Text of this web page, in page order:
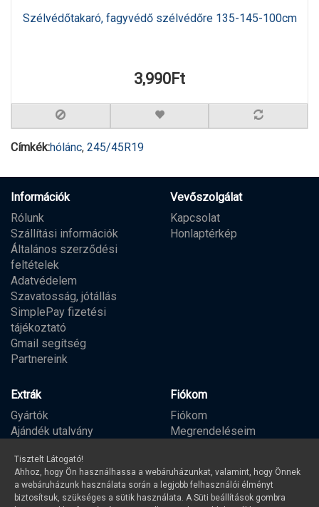
Szélvédőtakaró, fagyvédő szélvédőre 135-145-100cm
3,990Ft
Címkék:hólánc, 245/45R19
Információk
Rólunk
Szállítási információk
Általános szerződési
feltételek
Adatvédelem
Szavatosság, jótállás
SimplePay fizetési
tájékoztató
Gmail segítség
Partnereink
Vevőszolgálat
Kapcsolat
Honlaptérkép
Extrák
Gyártók
Ajándék utalvány
Fiókom
Fiókom
Megrendeléseim
Tisztelt Látogató!
Ahhoz, hogy Ön használhassa a webáruházunkat, valamint, hogy Önnek
a webáruházunk használata során a legjobb felhasználói élményt
biztosítsuk, szükséges a sütik használata. A Süti beállítások gombra